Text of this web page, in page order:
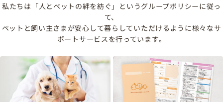
私たちは「人とペットの絆を紡ぐ」というグループポリシーに従っ
て、
ペットと飼い主さまが安心して暮らしていただけるように様々なサ
ポートサービスを行っています。